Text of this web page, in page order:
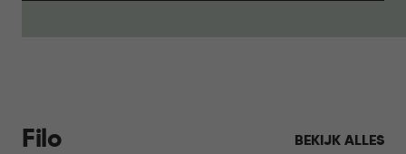
Filo BEKIJK ALLES